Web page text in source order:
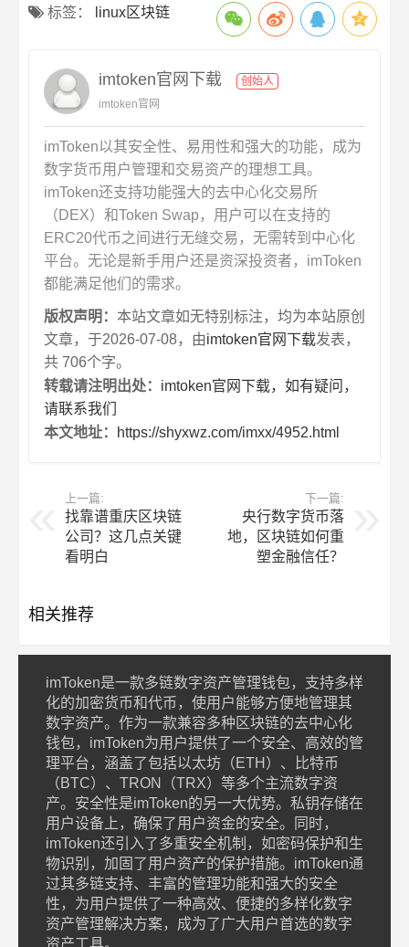
标签： linux区块链
imtoken官网下载
创始人
imtoken官网
imToken以其安全性、易用性和强大的功能，成为
数字货币用户管理和交易资产的理想工具。
imToken还支持功能强大的去中心化交易所
（DEX）和Token Swap，用户可以在支持的
ERC20代币之间进行无缝交易，无需转到中心化
平台。无论是新手用户还是资深投资者，imToken
都能满足他们的需求。
版权声明： 本站文章如无特别标注，均为本站原创
文章，于2026-07-08，由imtoken官网下载发表，
共 706个字。
转载请注明出处： imtoken官网下载，如有疑问，
请联系我们
本文地址：
https://shyxwz.com/imxx/4952.html
上一篇:
找靠谱重庆区块链
公司？这几点关键
看明白
下一篇:
央行数字货币落
地，区块链如何重
塑金融信任？
相关推荐
imToken是一款多链数字资产管理钱包，支持多样
化的加密货币和代币，使用户能够方便地管理其
数字资产。作为一款兼容多种区块链的去中心化
钱包，imToken为用户提供了一个安全、高效的管
理平台，涵盖了包括以太坊（ETH）、比特币
（BTC）、TRON（TRX）等多个主流数字资
产。安全性是imToken的另一大优势。私钥存储在
用户设备上，确保了用户资金的安全。同时，
imToken还引入了多重安全机制，如密码保护和生
物识别，加固了用户资产的保护措施。imToken通
过其多链支持、丰富的管理功能和强大的安全
性，为用户提供了一种高效、便捷的多样化数字
资产管理解决方案，成为了广大用户首选的数字
资产工具。